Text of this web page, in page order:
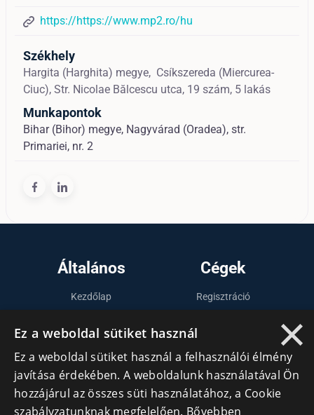
https://https://www.mp2.ro/hu
Székhely
Hargita (Harghita) megye, Csíkszereda (Miercurea-
Ciuc), Str. Nicolae Bălcescu utca, 19 szám, 5 lakás
Munkapontok
Bihar (Bihor) megye, Nagyvárad (Oradea), str.
Primariei, nr. 2
Általános
Kezdőlap
Kapcsolat
Cégek
Regisztráció
×
Ez a weboldal sütiket használ
Ez a weboldal sütiket használ a felhasználói élmény
javítása érdekében. A weboldalunk használatával Ön
hozzájárul az összes süti használatához, a Cookie
szabályzatunknak megfelelően. Bővebben